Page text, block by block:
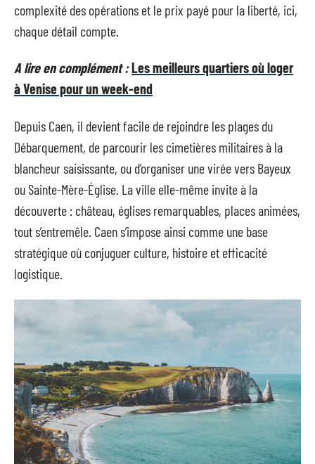
complexité des opérations et le prix payé pour la liberté, ici,
chaque détail compte.
A lire en complément :Les meilleurs quartiers où loger
à Venise pour un week-end
Depuis Caen, il devient facile de rejoindre les plages du
Débarquement, de parcourir les cimetières militaires à la
blancheur saisissante, ou d’organiser une virée vers Bayeux
ou Sainte-Mère-Église. La ville elle-même invite à la
découverte : château, églises remarquables, places animées,
tout s’entremêle. Caen s’impose ainsi comme une base
stratégique où conjuguer culture, histoire et efficacité
logistique.